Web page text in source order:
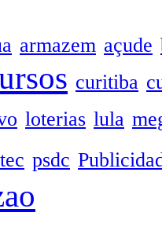
armazem açude
curitiba
loterias lula
psdc